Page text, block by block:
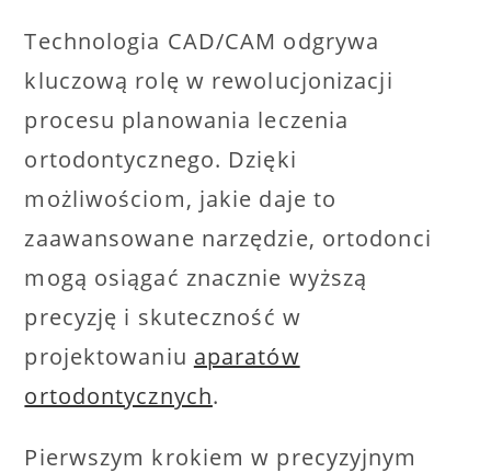
Technologia CAD/CAM odgrywa
kluczową rolę w rewolucjonizacji
procesu planowania leczenia
ortodontycznego. Dzięki
możliwościom, jakie daje to
zaawansowane narzędzie, ortodonci
mogą osiągać znacznie wyższą
precyzję i skuteczność w
projektowaniu aparatów
ortodontycznych.
Pierwszym krokiem w precyzyjnym